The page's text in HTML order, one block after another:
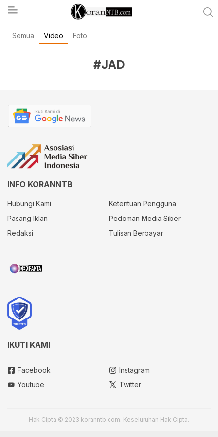
koranntb.com
Semua Video Foto
#JAD
INFO KORANNTB
Hubungi Kami
Ketentuan Pengguna
Pasang Iklan
Pedoman Media Siber
Redaksi
Tulisan Berbayar
IKUTI KAMI
Facebook
Instagram
Youtube
Twitter
Hak Cipta © 2023 koranntb.com. Keseluruhan Hak Cipta.